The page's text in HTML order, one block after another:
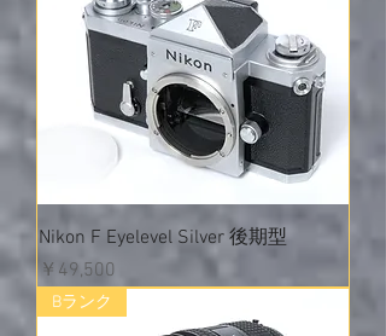
Nikon F Eyelevel Silver 後期型
価格
￥49,500
Bランク